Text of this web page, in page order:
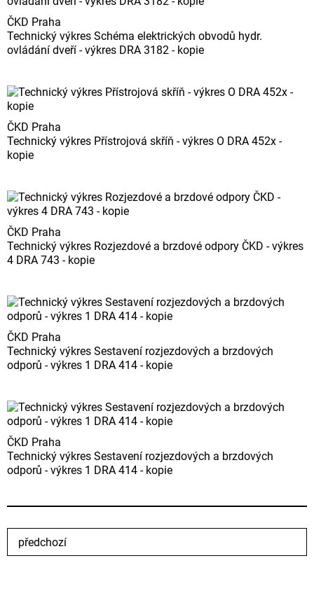
ČKD Praha
Technický výkres Schéma elektrických obvodů hydr.
ovládání dveří - výkres DRA 3182 - kopie
ČKD Praha
Technický výkres Přístrojová skříň - výkres O DRA 452x -
kopie
ČKD Praha
Technický výkres Rozjezdové a brzdové odpory ČKD - výkres
4 DRA 743 - kopie
ČKD Praha
Technický výkres Sestavení rozjezdových a brzdových
odporů - výkres 1 DRA 414 - kopie
ČKD Praha
Technický výkres Sestavení rozjezdových a brzdových
odporů - výkres 1 DRA 414 - kopie
předchozí